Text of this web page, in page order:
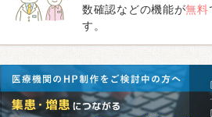
数確認などの機能が無料
す。